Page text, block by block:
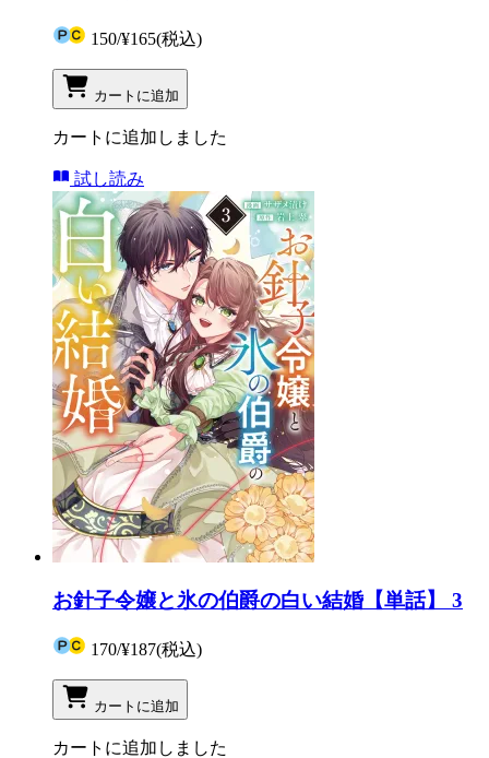
150/¥165(税込)
カートに追加
カートに追加しました
試し読み
お針子令嬢と氷の伯爵の白い結婚【単話】 3
170/¥187(税込)
カートに追加
カートに追加しました